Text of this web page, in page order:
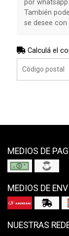
por
También
se desee
Calculá el
MEDIOS DE
MEDIOS DE
NUESTRAS